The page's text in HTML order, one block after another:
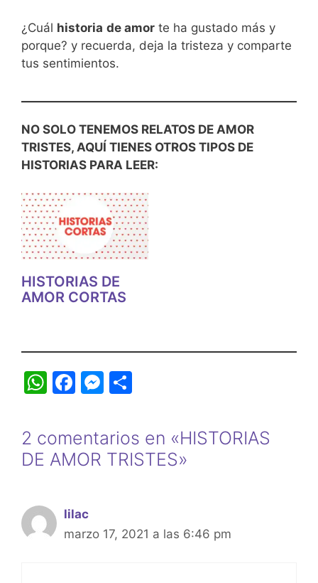
¿Cuál historia de amor te ha gustado más y
porque? y recuerda, deja la tristeza y comparte
tus sentimientos.
NO SOLO TENEMOS RELATOS DE AMOR
TRISTES, AQUÍ TIENES OTROS TIPOS DE
HISTORIAS PARA LEER:
HISTORIAS DE
AMOR CORTAS
W
at
s
A
p
F
c
e
b
o
k
M
s
s
e
er
ar
e
2 comentarios en «HISTORIAS
DE AMOR TRISTES»
lilac
marzo 17, 2021 a las 6:46 pm